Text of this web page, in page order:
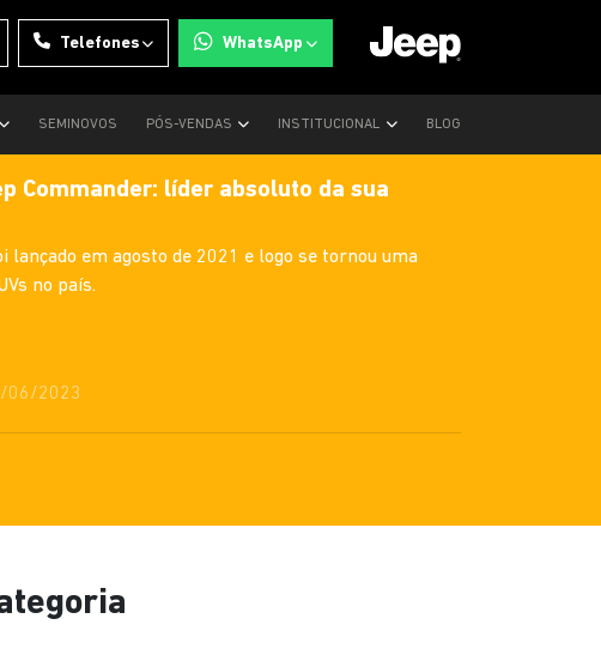
Telefones WhatsApp
SEMINOVOS PÓS-VENDAS INSTITUCIONAL BLOG
Commander: líder absoluto da sua
lançado em agosto de 2021 e logo se tornou uma
no país.
06/2023